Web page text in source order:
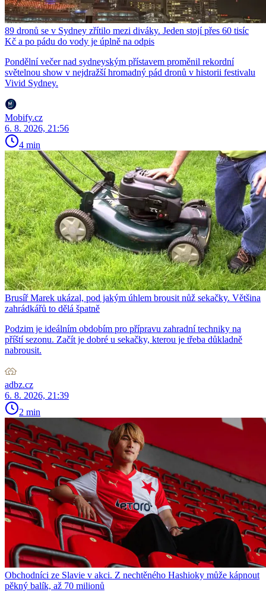
89 dronů se v Sydney zřítilo mezi diváky. Jeden stojí přes 60 tisíc
Kč a po pádu do vody je úplně na odpis
Pondělní večer nad sydneyským přístavem proměnil rekordní
světelnou show v nejdražší hromadný pád dronů v historii festivalu
Vivid Sydney.
Mobify.cz
6. 8. 2026, 21:56
4 min
Brusíř Marek ukázal, pod jakým úhlem brousit nůž sekačky. Většina
zahrádkářů to dělá špatně
Podzim je ideálním obdobím pro přípravu zahradní techniky na
příští sezonu. Začít je dobré u sekačky, kterou je třeba důkladně
nabrousit.
adbz.cz
6. 8. 2026, 21:39
2 min
Obchodníci ze Slavie v akci. Z nechtěného Hashioky může kápnout
pěkný balík, až 70 milionů